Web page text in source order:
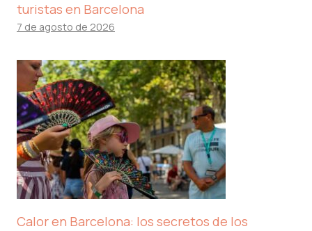
turistas en Barcelona
7 de agosto de 2026
Calor en Barcelona: los secretos de los